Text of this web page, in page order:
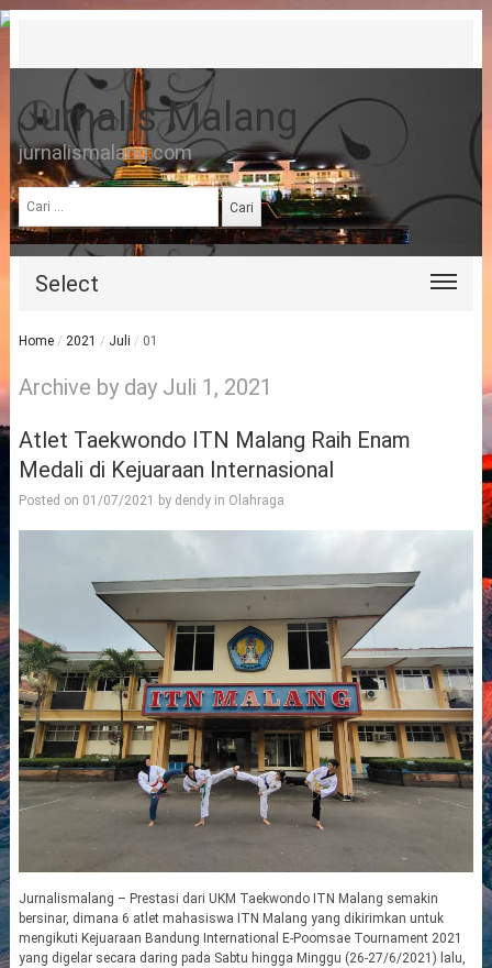
Jurnalis Malang
jurnalismalang.com
Cari
untuk:
Select
Home / 2021 / Juli / 01
Archive by day Juli 1, 2021
Atlet Taekwondo ITN Malang Raih Enam
Medali di Kejuaraan Internasional
Posted on 01/07/2021 by dendyin Olahraga
Jurnalismalang – Prestasi dari UKM Taekwondo ITN Malang semakin
bersinar, dimana 6 atlet mahasiswa ITN Malang yang dikirimkan untuk
mengikuti Kejuaraan Bandung International E-Poomsae Tournament 2021
yang digelar secara daring pada Sabtu hingga Minggu (26-27/6/2021) lalu,